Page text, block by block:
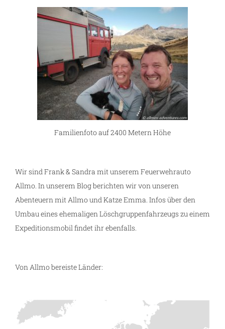
Familienfoto auf 2400 Metern Höhe
Wir sind Frank & Sandra mit unserem Feuerwehrauto
Allmo. In unserem Blog berichten wir von unseren
Abenteuern mit Allmo und Katze Emma. Infos über den
Umbau eines ehemaligen Löschgruppenfahrzeugs zu einem
Expeditionsmobil findet ihr ebenfalls.
Von Allmo bereiste Länder: